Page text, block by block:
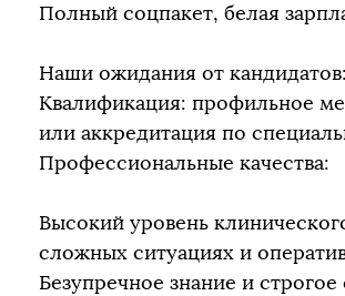
Полный соцпакет, белая
Наши ожидания от кандидатов:
Квалификация: профильное
или аккредитация по
Профессиональные качества:
Высокий уровень
сложных ситуациях и
Безупречное знание и